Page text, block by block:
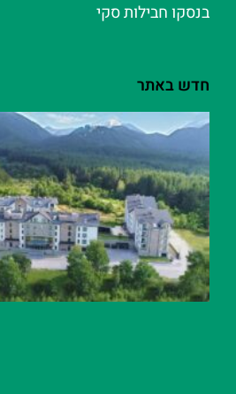
בנסקו חבילות סקי
חדש באתר